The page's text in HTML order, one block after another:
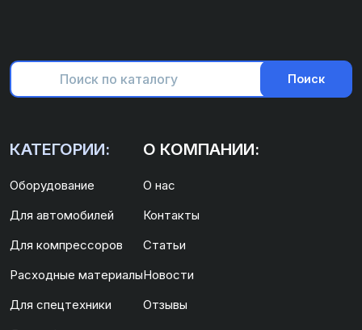
Поиск
КАТЕГОРИИ:
Оборудование
Для автомобилей
Для компрессоров
Расходные материалы
Для спецтехники
О КОМПАНИИ:
О нас
Контакты
Статьи
Новости
Отзывы